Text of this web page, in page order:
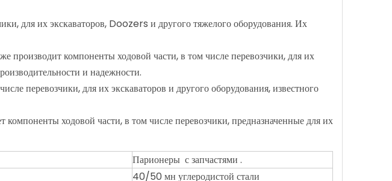
для их экскаваторов, Doozers и другого тяжелого оборудования. Их
компоненты ходовой части, в том числе перевозчики, для их
и надежности.
для их экскаваторов и другого оборудования, известного
ходовой части, в том числе перевозчики, предназначенные для их
Парионеры с запчастями .
40/50 мн углеродистой стали